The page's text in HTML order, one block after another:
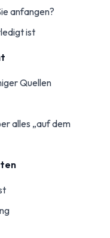
anfangen?
ist
Quellen
alles „auf dem